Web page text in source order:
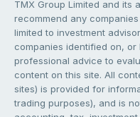
TMX Group Limited and its
recommend any
limited to investment
companies identified on,
professional advice to
content on this site. All
sites) is provided for
trading purposes), and is